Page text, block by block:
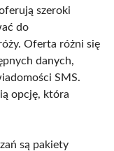
szeroki
do
Oferta różni się
danych,
SMS.
opcję, która
są pakiety